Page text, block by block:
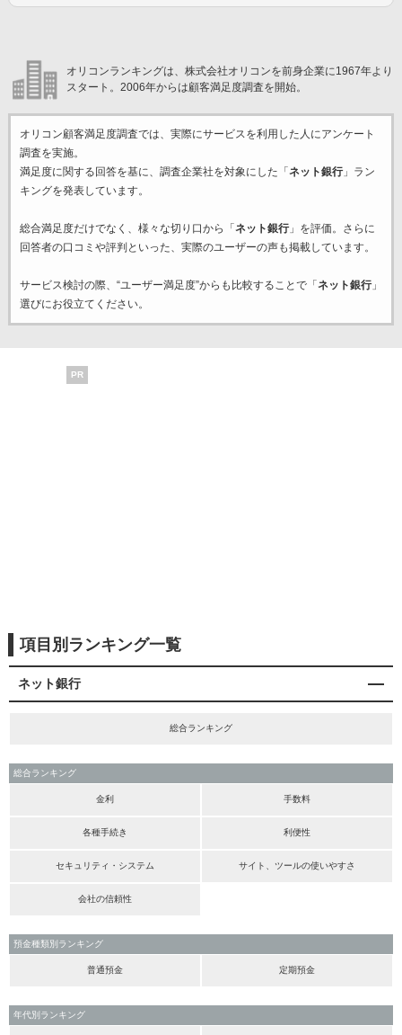
オリコンランキングは、株式会社オリコンを前身企業に1967年より
スタート。2006年からは顧客満足度調査を開始。
オリコン顧客満足度調査では、実際にサービスを利用した 人にアンケート
調査を実施。
満足度に関する回答を基に、調査企業社を対象にした「 ネット銀行」ラン
キングを発表しています。
総合満足度だけでなく、様々な切り口から「 ネット銀行」を評価。さらに
回答者の口コミや評判といった、実際のユーザーの声も掲載しています。
サービス検討の際、“ユーザー満足度”からも比較することで「 ネット銀行」
選びにお役立てください。
PR
項目別ランキング一覧
ネット銀行
総合ランキング
総合ランキング
金利 手数料
各種手続き 利便性
セキュリティ・システム サイト、ツールの使いやすさ
会社の信頼性
預金種類別ランキング
普通預金 定期預金
年代別ランキング